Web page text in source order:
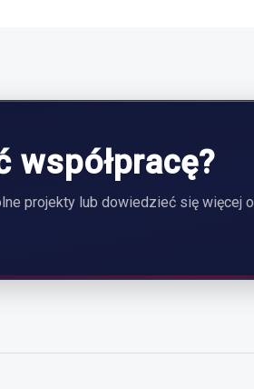
współpracę?
projekty lub dowiedzieć się więcej o